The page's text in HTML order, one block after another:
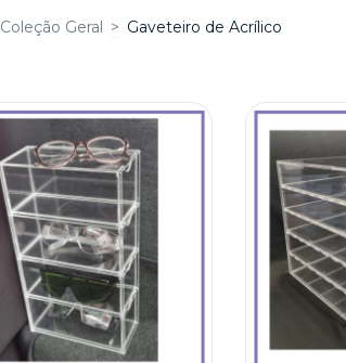
Coleção Geral > Gaveteiro de Acrílico